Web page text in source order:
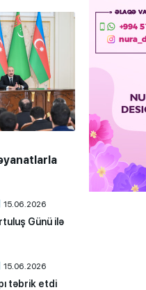
15.06.2026
Günü ilə
15.06.2026
təbrik etdi